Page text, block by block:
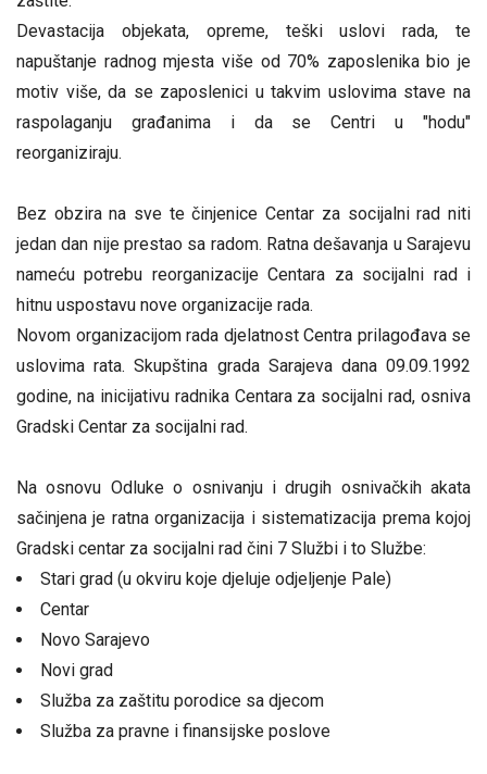
Devastacija objekata, opreme, teški uslovi rada, te
napuštanje radnog mjesta više od 70% zaposlenika bio je
motiv više, da se zaposlenici u takvim uslovima stave na
raspolaganju građanima i da se Centri u "hodu"
reorganiziraju.
Bez obzira na sve te činjenice Centar za socijalni rad niti
jedan dan nije prestao sa radom. Ratna dešavanja u Sarajevu
nameću potrebu reorganizacije Centara za socijalni rad i
hitnu uspostavu nove organizacije rada.
Novom organizacijom rada djelatnost Centra prilagođava se
uslovima rata. Skupština grada Sarajeva dana 09.09.1992
godine, na inicijativu radnika Centara za socijalni rad, osniva
Gradski Centar za socijalni rad.
Na osnovu Odluke o osnivanju i drugih osnivačkih akata
sačinjena je ratna organizacija i sistematizacija prema kojoj
Gradski centar za socijalni rad čini 7 Službi i to Službe:
Stari grad (u okviru koje djeluje odjeljenje Pale)
Centar
Novo Sarajevo
Novi grad
Služba za zaštitu porodice sa djecom
Služba za pravne i finansijske poslove